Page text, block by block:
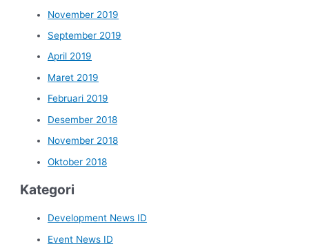
November 2019
September 2019
April 2019
Maret 2019
Februari 2019
Desember 2018
November 2018
Oktober 2018
Kategori
Development News ID
Event News ID